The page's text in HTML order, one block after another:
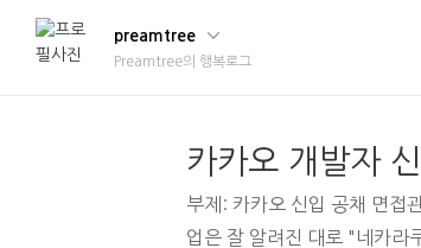
preamtree
Preamtree의 행복로그
카카오 개발자
부제: 카카오 신입 공채 면접
업은 잘 알려진 대로 "네카라